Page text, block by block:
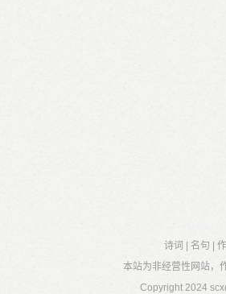
诗词 名句
本站为非经营性网站，
Copyright 2024